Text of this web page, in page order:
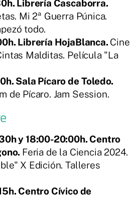
Librería Cascaborra.
Mi 2ª Guerra Púnica.
todo.
Librería HojaBlanca. Cine
Malditas. Película "La
Sala Pícaro de Toledo.
de Pícaro. Jam Session.
y 18:00-20:00h. Centro
Feria de la Ciencia 2024.
X Edición. Talleres
Centro Cívico de